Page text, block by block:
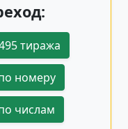
тиража
номеру
числам